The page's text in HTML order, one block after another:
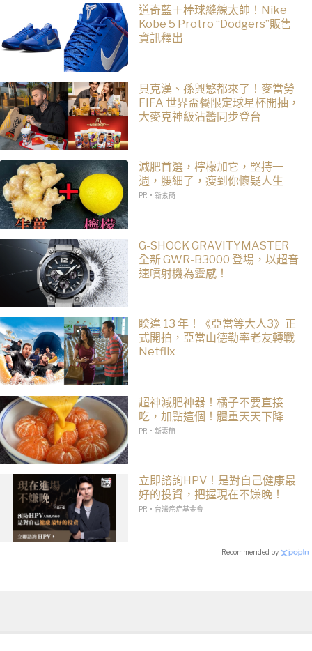
道奇藍＋棒球縫線太帥！Nike
Kobe 5 Protro “Dodgers”販售
資訊釋出
貝克漢、孫興慜都來了！麥當勞
FIFA 世界盃餐限定球星杯開抽，
大麥克神級沾醬同步登台
減肥首選，檸檬加它，堅持一
週，腰細了，瘦到你懷疑人生
PR・新素簡
G-SHOCK GRAVITYMASTER
全新 GWR-B3000 登場，以超音
速噴射機為靈感！
睽違 13 年！《亞當等大人3》正
式開拍，亞當山德勒率老友轉戰
Netflix
超神減肥神器！橘子不要直接
吃，加點這個！體重天天下降
PR・新素簡
立即諮詢HPV！是對自己健康最
好的投資，把握現在不嫌晚！
PR・台灣癌症基金會
Recommended by